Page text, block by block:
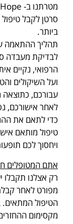
סרטן לקבל
ביותר.
תהליך ההתאמה
לבדיקת מעבדה
הרפואי, נקיים
ועל השיקולים
עבורכם, כתוצאה
לאחר אישורכם,
כדי לתאם את
טיפול מותאם
ויחסוך לכם
אתם המטופלים
רק אצלנו תקבלו
מפורט לאחר
הטיפול המתאים.
מקסימום